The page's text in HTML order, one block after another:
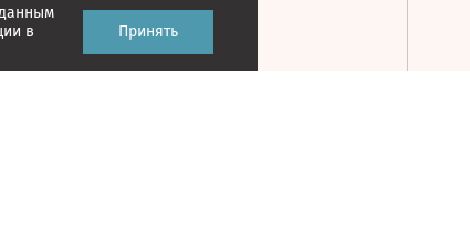
в
Принять